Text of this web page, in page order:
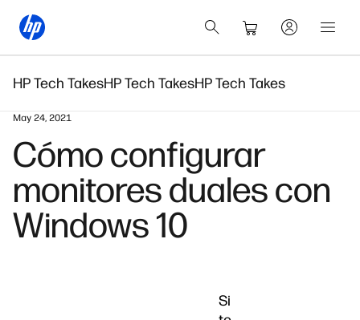
HP Tech TakesHP Tech TakesHP Tech Takes
May 24, 2021
Cómo configurar
monitores duales con
Windows 10
Si